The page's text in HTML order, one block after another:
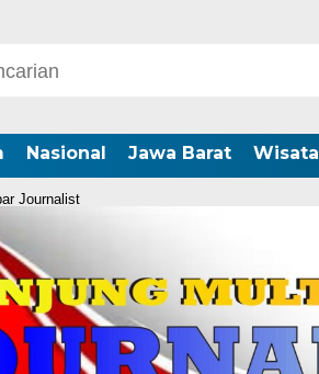
Nasional Jawa Barat Wisata
Journalist